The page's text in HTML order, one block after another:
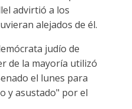
advirtió a los
alejados de él.
judío de
de la mayoría utilizó
el lunes para
y asustado" por el